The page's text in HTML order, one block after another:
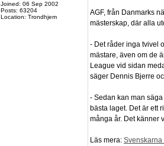
Joined: 06 Sep 2002
Posts: 63204
Location: Trondhjem
AGF, från Danmarks
mästerskap, där alla
- Det råder inga tvivel
mästare, även om de
League vid sidan
säger Dennis Bjerre
- Sedan kan man
bästa laget. Det är ett
många år. Det känner
Läs mera: Svenskarna